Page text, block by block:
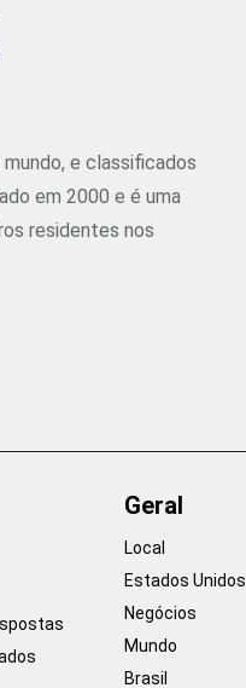
e classificados
em 2000 e é uma
residentes nos
Geral
Local
Estados Unidos
Negócios
Mundo
Brasil